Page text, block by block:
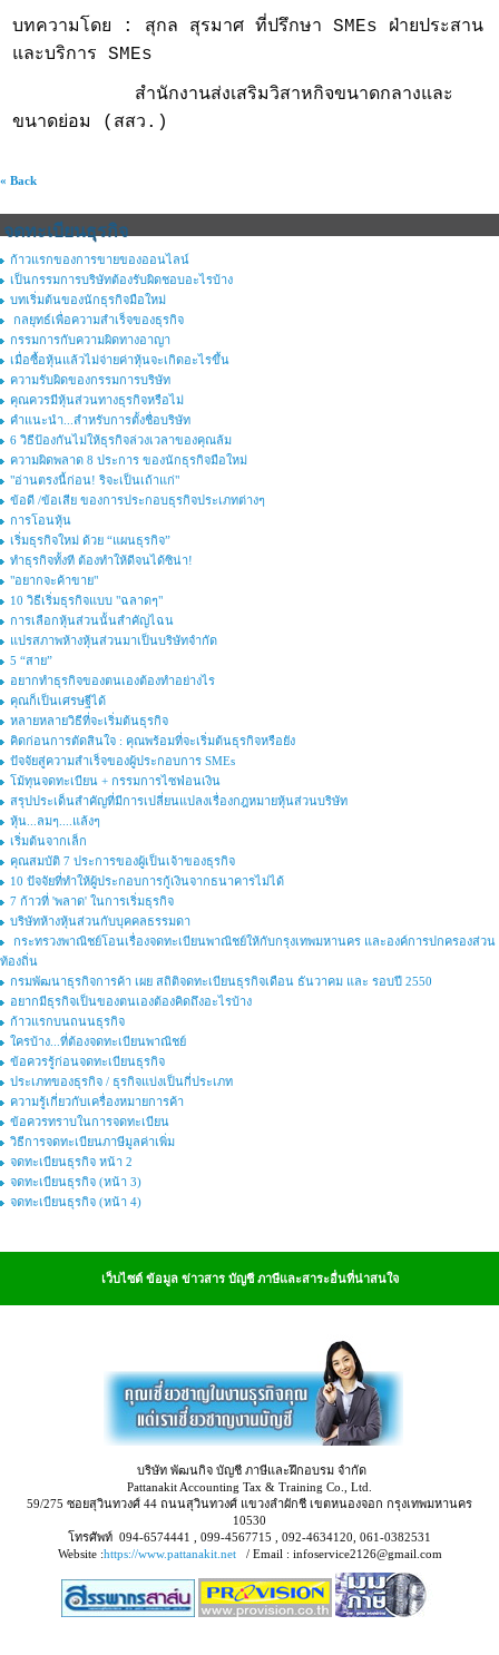
บทความโดย : สุกล สุรมาศ ที่ปรึกษา SMEs ฝ่ายประสาน
และบริการ SMEs
สำนักงานส่งเสริมวิสาหกิจขนาดกลางและ
ขนาดย่อม (สสว.)
« Back
จดทะเบียนธุรกิจ
ก้าวแรกของการขายของออนไลน์
เป็นกรรมการบริษัทต้องรับผิดชอบอะไรบ้าง
บทเริ่มต้นของนักธุรกิจมือใหม่
กลยุทธ์เพื่อความสำเร็จของธุรกิจ
กรรมการกับความผิดทางอาญา
เมื่อซื้อหุ้นแล้วไม่จ่ายค่าหุ้นจะเกิดอะไรขึ้น
ความรับผิดของกรรมการบริษัท
คุณควรมีหุ้นส่วนทางธุรกิจหรือไม่
คำแนะนำ...สำหรับการตั้งชื่อบริษัท
6 วิธีป้องกันไม่ให้ธุรกิจล่วงเวลาของคุณล้ม
ความผิดพลาด 8 ประการ ของนักธุรกิจมือใหม่
"อ่านตรงนี้ก่อน! ริจะเป็นเถ้าแก่"
ข้อดี /ข้อเสีย ของการประกอบธุรกิจประเภทต่างๆ
การโอนหุ้น
เริ่มธุรกิจใหม่ ด้วย “แผนธุรกิจ”
ทำธุรกิจทั้งที ต้องทำให้ดีจนได้ซิน่า!
"อยากจะค้าขาย"
10 วิธีเริ่มธุรกิจแบบ "ฉลาดๆ"
การเลือกหุ้นส่วนนั้นสำคัญไฉน
แปรสภาพห้างหุ้นส่วนมาเป็นบริษัทจำกัด
5 “สาย”
อยากทำธุรกิจของตนเองต้องทำอย่างไร
คุณก็เป็นเศรษฐีได้
หลายหลายวิธีที่จะเริ่มต้นธุรกิจ
คิดก่อนการตัดสินใจ : คุณพร้อมที่จะเริ่มต้นธุรกิจหรือยัง
ปัจจัยสู่ความสำเร็จของผู้ประกอบการ SMEs
โม้ทุนจดทะเบียน + กรรมการไซฟ่อนเงิน
สรุปประเด็นสำคัญที่มีการเปลี่ยนแปลงเรื่องกฎหมายหุ้นส่วนบริษัท
หุ้น...ลมๆ....แล้งๆ
เริ่มต้นจากเล็ก
คุณสมบัติ 7 ประการของผู้เป็นเจ้าของธุรกิจ
10 ปัจจัยที่ทำให้ผู้ประกอบการกู้เงินจากธนาคารไม่ได้
7 ก้าวที่ 'พลาด' ในการเริ่มธุรกิจ
บริษัทห้างหุ้นส่วนกับบุคคลธรรมดา
กระทรวงพาณิชย์โอนเรื่องจดทะเบียนพาณิชย์ให้กับกรุงเทพมหานคร และองค์การปกครองส่วน
ท้องถิ่น
กรมพัฒนาธุรกิจการค้า เผย สถิติจดทะเบียนธุรกิจเดือน ธันวาคม และ รอบปี 2550
อยากมีธุรกิจเป็นของตนเองต้องคิดถึงอะไรบ้าง
ก้าวแรกบนถนนธุรกิจ
ใครบ้าง...ที่ต้องจดทะเบียนพาณิชย์
ข้อควรรู้ก่อนจดทะเบียนธุรกิจ
ประเภทของธุรกิจ / ธุรกิจแบ่งเป็นกี่ประเภท
ความรู้เกี่ยวกับเครื่องหมายการค้า
ข้อควรทราบในการจดทะเบียน
วิธีการจดทะเบียนภาษีมูลค่าเพิ่ม
จดทะเบียนธุรกิจ หน้า 2
จดทะเบียนธุรกิจ (หน้า 3)
จดทะเบียนธุรกิจ (หน้า 4)
เว็บไซต์ ข้อมูล ข่าวสาร บัญชี ภาษีและสาระอื่นที่น่าสนใจ
บริษัท พัฒนกิจ บัญชี ภาษีและฝึกอบรม จำกัด
Pattanakit Accounting Tax & Training Co., Ltd.
59/275 ซอยสุวินทวงศ์ 44 ถนนสุวินทวงศ์ แขวงลำผักชี เขตหนองจอก กรุงเทพมหานคร
10530
โทรศัพท์ 094-6574441 , 099-4567715 , 092-4634120, 061-0382531
Website :https://www.pattanakit.net/ Email : infoservice2126@gmail.com